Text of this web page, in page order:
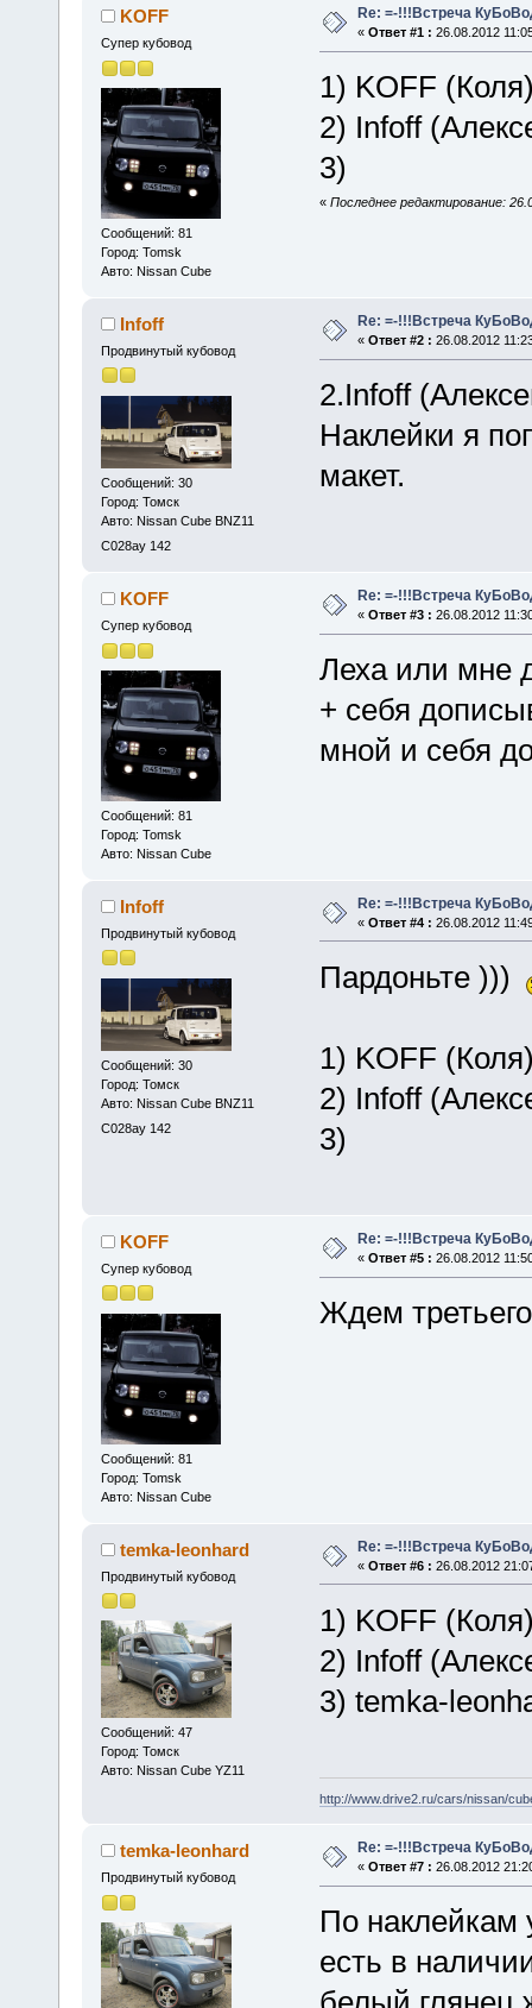
KOFF
Супер кубовод
Сообщений: 81
Город: Tomsk
Авто: Nissan Cube
Re: =-!!!Встреча
« Ответ #1 : 26.08.2012
1) KOFF
2) Infoff
3)
« Последнее редактирование:
Infoff
Продвинутый кубовод
Сообщений: 30
Город: Томск
Авто: Nissan Cube BNZ11
С028ау 142
Re: =-!!!Встреча
« Ответ #2 : 26.08.2012
2.Infoff
Наклейки я
макет.
KOFF
Супер кубовод
Сообщений: 81
Город: Tomsk
Авто: Nissan Cube
Re: =-!!!Встреча
« Ответ #3 : 26.08.2012
Леха или мне
+ себя
мной и себя
Infoff
Продвинутый кубовод
Сообщений: 30
Город: Томск
Авто: Nissan Cube BNZ11
С028ау 142
Re: =-!!!Встреча
« Ответ #4 : 26.08.2012
Пардоньте )))
1) KOFF
2) Infoff
3)
KOFF
Супер кубовод
Сообщений: 81
Город: Tomsk
Авто: Nissan Cube
Re: =-!!!Встреча
« Ответ #5 : 26.08.2012
Ждем
temka-leonhard
Продвинутый кубовод
Сообщений: 47
Город: Томск
Авто: Nissan Cube YZ11
Re: =-!!!Встреча
« Ответ #6 : 26.08.2012
1) KOFF
2) Infoff
3) temka-
http://www.drive2.ru/cars/nissan/
temka-leonhard
Продвинутый кубовод
Re: =-!!!Встреча
« Ответ #7 : 26.08.2012
По наклейкам
есть в